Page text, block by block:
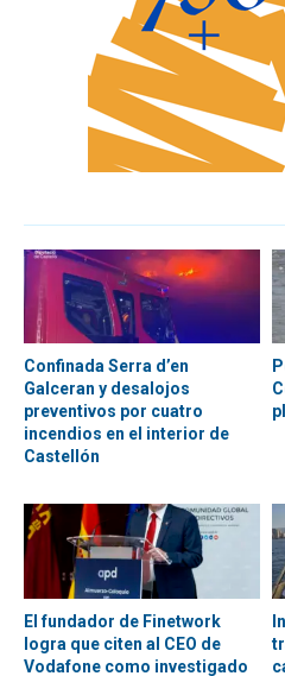
Confinada Serra d’en
Galceran y desalojos
preventivos por cuatro
incendios en el interior de
Castellón
El fundador de Finetwork
logra que citen al CEO de
Vodafone como investigado